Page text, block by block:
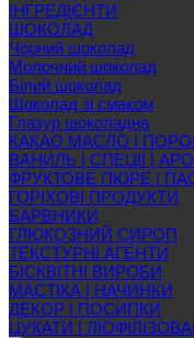
ІНГРЕДІЄНТИ
ШОКОЛАД
Чорний шоколад
Молочний шоколад
Білий шоколад
Шоколад зі смаком
Глазур шоколадна
КАКАО МАСЛО |
ВАНИЛЬ | СПЕЦІЇ |
ФРУКТОВЕ ПЮРЕ |
ГОРІХОВІ ПРОДУКТИ
БАРВНИКИ
ГЛЮКОЗНИЙ СИРОП
ТЕКСТУРНІ АГЕНТИ
БІСКВІТНІ ВИРОБИ
МАСТІКА | НАЧИНКИ
ДЕКОР | ПОСИПКИ
ЦУКАТИ |